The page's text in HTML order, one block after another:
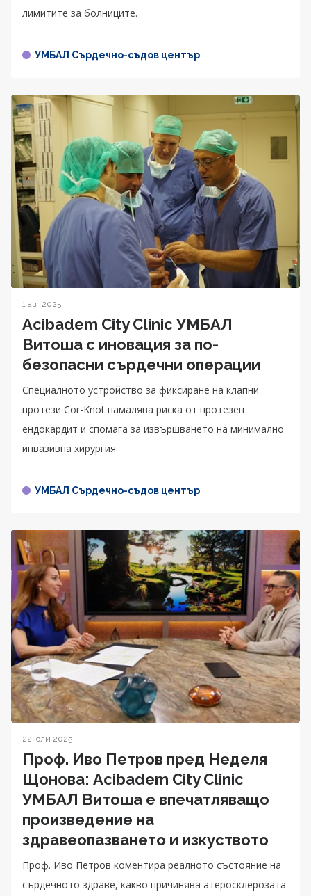
лимитите за болниците.
УМБАЛ Сърдечно-съдов център
1 авг 2025
Acibadem City Clinic УМБАЛ
Витоша с иновация за по-
безопасни сърдечни операции
Специалното устройство за фиксиране на клапни
протези Cor-Knot намалява риска от протезен
ендокардит и спомага за извършването на минимално
инвазивна хирургия
УМБАЛ Сърдечно-съдов център
22 юли 2025
Проф. Иво Петров пред Неделя
Щонова: Acibadem City Clinic
УМБАЛ Витоша е впечатляващо
произведение на
здравеопазването и изкуството
Проф. Иво Петров коментира реалното състояние на
сърдечното здраве, какво причинява атеросклерозата